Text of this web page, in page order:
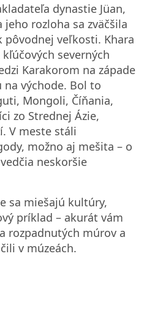
dynastie Jüan,
rozloha sa zväčšila
veľkosti. Khara
severných
Karakorom na západe
východe. Bol to
Mongoli, Číňania,
zo Strednej Ázie,
V meste stáli
možno aj mešita – o
neskoršie
sa miešajú kultúry,
príklad – akurát vám
rozpadnutých múrov a
v múzeách.